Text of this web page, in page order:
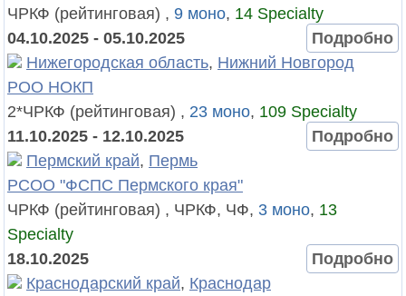
ЧРКФ (рейтинговая) , 9 моно, 14 Specialty
04.10.2025 - 05.10.2025
Подробно
Нижегородская область, Нижний Новгород
РОО НОКП
2*ЧРКФ (рейтинговая) , 23 моно, 109 Specialty
11.10.2025 - 12.10.2025
Подробно
Пермский край, Пермь
РСОО "ФСПС Пермского края"
ЧРКФ (рейтинговая) , ЧРКФ, ЧФ, 3 моно, 13
Specialty
18.10.2025
Подробно
Краснодарский край, Краснодар